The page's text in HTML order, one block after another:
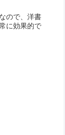
ので、洋書
に効果的で